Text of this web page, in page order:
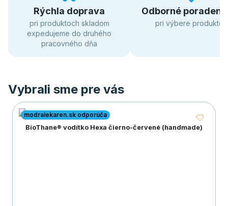
Rýchla doprava
pri produktoch skladom
expedujeme do druhého
pracovného dňa
Odborné
pri výbere produktov
Vybrali sme pre vás
modralekaren.sk odporúča
BioThane® vodítko Hexa čierno-červené (handmade)